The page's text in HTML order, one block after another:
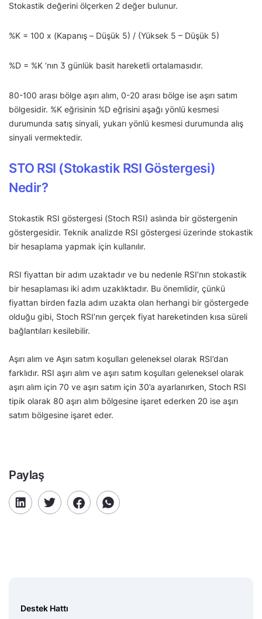
Stokastik değerini ölçerken 2 değer bulunur.
%K = 100 x (Kapanış – Düşük 5) / (Yüksek 5 – Düşük 5)
%D = %K ‘nın 3 günlük basit hareketli ortalamasıdır.
80-100 arası bölge aşırı alım, 0-20 arası bölge ise aşırı satım
bölgesidir. %K eğrisinin %D eğrisini aşağı yönlü kesmesi
durumunda satış sinyali, yukarı yönlü kesmesi durumunda alış
sinyali vermektedir.
STO RSI (Stokastik RSI Göstergesi)
Nedir?
Stokastik RSI göstergesi (Stoch RSI) aslında bir göstergenin
göstergesidir. Teknik analizde RSI göstergesi üzerinde stokastik
bir hesaplama yapmak için kullanılır.
RSI fiyattan bir adım uzaktadır ve bu nedenle RSI’nın stokastik
bir hesaplaması iki adım uzaklıktadır. Bu önemlidir, çünkü
fiyattan birden fazla adım uzakta olan herhangi bir göstergede
olduğu gibi, Stoch RSI’nın gerçek fiyat hareketinden kısa süreli
bağlantıları kesilebilir.
Aşırı alım ve Aşırı satım koşulları geleneksel olarak RSI’dan
farklıdır. RSI aşırı alım ve aşırı satım koşulları geleneksel olarak
aşırı alım için 70 ve aşırı satım için 30’a ayarlanırken, Stoch RSI
tipik olarak 80 aşırı alım bölgesine işaret ederken 20 ise aşırı
satım bölgesine işaret eder.
Paylaş
Destek Hattı